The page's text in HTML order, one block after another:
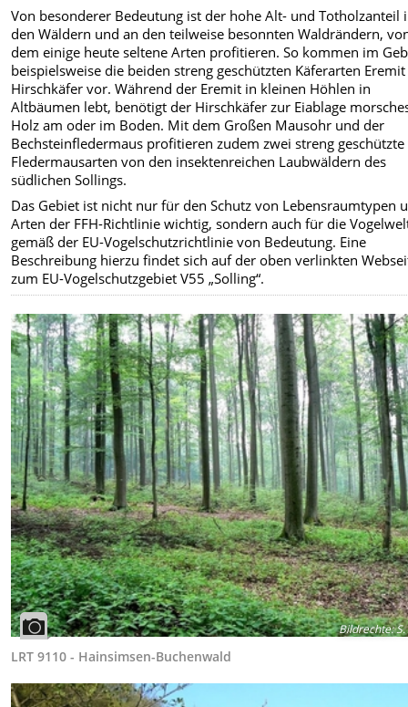
Von besonderer Bedeutung ist der hohe Alt- und Totholzanteil
den Wäldern und an den teilweise besonnten Waldrändern,
dem einige heute seltene Arten profitieren. So kommen im
beispielsweise die beiden streng geschützten Käferarten
Hirschkäfer vor. Während der Eremit in kleinen Höhlen in
Altbäumen lebt, benötigt der Hirschkäfer zur Eiablage
Holz am oder im Boden. Mit dem Großen Mausohr und der
Bechsteinfledermaus profitieren zudem zwei streng geschützte
Fledermausarten von den insektenreichen Laubwäldern des
südlichen Sollings.
Das Gebiet ist nicht nur für den Schutz von Lebensraumtypen
Arten der FFH-Richtlinie wichtig, sondern auch für die
gemäß der EU-Vogelschutzrichtlinie von Bedeutung. Eine
Beschreibung hierzu findet sich auf der oben verlinkten
zum EU-Vogelschutzgebiet V55 „Solling“.
Bildrechte:S.
LRT 9110 - Hainsimsen-Buchenwald